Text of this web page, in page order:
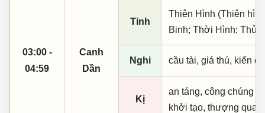
03:00 -
04:59
Canh
Dần
Tinh
Thiên Hình (Thiên
Binh; Thời Hình;
Nghi cầu tài, giá thú, kiến
Kị
an táng, công chúng
khởi tạo, thượng